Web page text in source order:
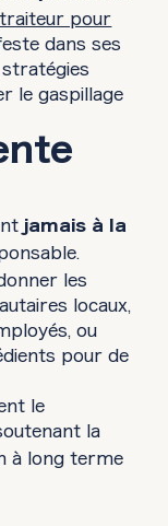
traiteur pour
dans ses
le gaspillage
jamais à la
les
locaux,
ou
pour de
le
la
à long terme